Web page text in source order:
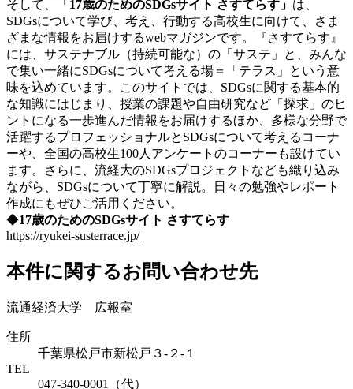
そして、
「17歳のためのSDGsサイト さすてらす」 は、
SDGsについて学び、考え、行動する高校生に向けて、さま
ざまな情報をお届けするwebマガジンです。『さすてらす』
には、サステナブル（持続可能な）の「サステ」と、みんな
で集い一緒にSDGsについて考える場＝「テラス」という意
味を込めています。このサイトでは、SDGsに関する基本的
な知識にはじまり、授業の課題や自由研究など「探求」のヒ
ントになる一歩進んだ情報をお届けするほか、多様な分野で
活躍するプロフェッショナルとSDGsについて考えるコーナ
ーや、全国の高校生100人アンケートのコーナーも設けてい
ます。さらに、流経大のSDGsプロジェクトなども織り込み
ながら、SDGsについて丁寧に解説。日々の勉強やレポート
作成にもぜひご活用ください。
◆17歳のためのSDGsサイト さすてらす
https://ryukei-susterrace.jp/
本件に関するお問い合わせ先
流通経済大学 広報室
住所
千葉県松戸市新松戸３-２-１
TEL
047-340-0001（代）